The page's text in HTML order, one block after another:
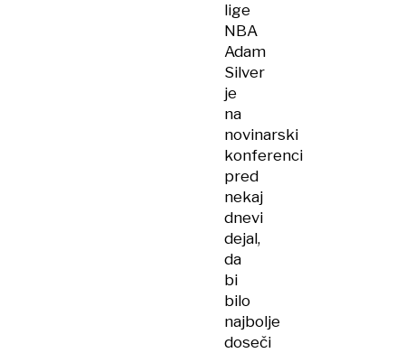
lige
NBA
Adam
Silver
je
na
novinarski
konferenci
pred
nekaj
dnevi
dejal,
da
bi
bilo
najbolje
doseči